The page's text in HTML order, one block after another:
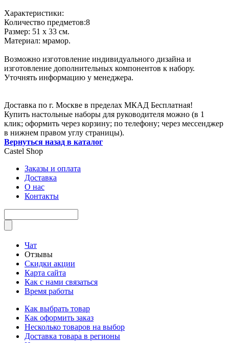
Характеристики:
Количество предметов:8
Размер: 51 х 33 см.
Материал: мрамор.
Возможно изготовление индивидуального дизайна и
изготовление дополнительных компонентов к набору.
Уточнять информацию у менеджера.
Доставка по г. Москве в пределах МКАД Бесплатная!
Купить настольные наборы для руководителя можно (в 1
клик; оформить через корзину; по телефону; через мессенджер
в нижнем правом углу страницы).
Вернуться назад в каталог
Castel Shop
Заказы и оплата
Доставка
О нас
Контакты
Чат
Отзывы
Скидки акции
Карта сайта
Как с нами связаться
Время работы
Как выбрать товар
Как оформить заказ
Несколько товаров на выбор
Доставка товара в регионы